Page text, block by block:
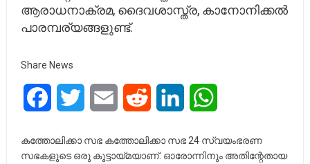
ആരാധനാക്രമ, ദൈവശാസ്ത്ര, കാനോനിക്കൽ
പാരമ്പര്യങ്ങളുണ്ട്.
Share News
FacebookTwitter Email Reddit LinkedIn
കത്തോലിക്കാ സഭ കത്തോലിക്കാ സഭ 24 സ്വയംഭരണ
സഭകളുടെ ഒരു കൂട്ടായ്മയാണ്. ഓരോന്നിനും അതിന്റേതായ